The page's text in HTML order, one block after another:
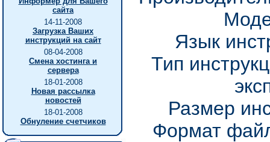
сайта
14-11-2008
Загрузка Ваших
инструкций на сайт
08-04-2008
Смена хостинга и
сервера
18-01-2008
Новая рассылка
новостей
18-01-2008
Обнуление счетчиков
Язык
Тип
Размер
Формат